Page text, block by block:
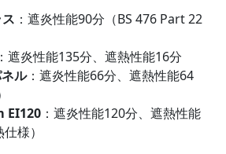
：遮炎性能90分（BS 476 Part 22
：遮炎性能135分、遮熱性能16分
ル：遮炎性能66分、遮熱性能64
EI120 ：遮炎性能120分、遮熱性能
様）